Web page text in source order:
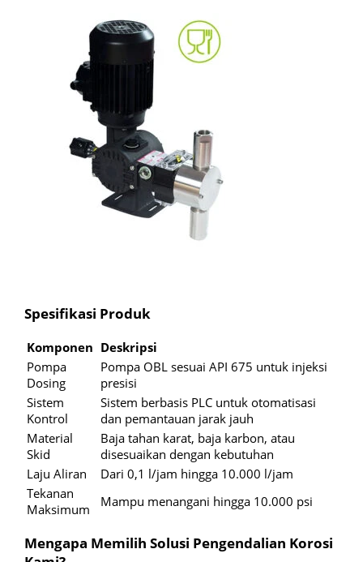
Spesifikasi Produk
Komponen Deskripsi
Pompa
Dosing
Pompa OBL sesuai API 675 untuk injeksi
presisi
Sistem
Kontrol
Sistem berbasis PLC untuk otomatisasi
dan pemantauan jarak jauh
Material
Skid
Baja tahan karat, baja karbon, atau
disesuaikan dengan kebutuhan
Laju Aliran
Dari 0,1 l/jam hingga 10.000 l/jam
Tekanan
Maksimum
Mampu menangani hingga 10.000 psi
Mengapa Memilih Solusi Pengendalian Korosi